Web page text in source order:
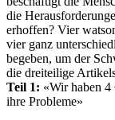
die
erhoffen? Vier
vier ganz
begeben, um der
die dreiteilige
Teil 1: «Wir haben 4
ihre Probleme»